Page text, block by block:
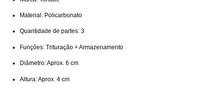
Material: Policarbonato
Quantidade de partes: 3
Funções: Trituração + Armazenamento
Diâmetro: Aprox. 6 cm
Altura: Aprox. 4 cm